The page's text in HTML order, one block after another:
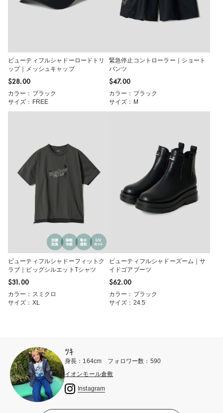
ビューティフルシャドーロードトリ
ップ｜メッシュキャップ
$‌28.00
カラー：ブラック
サイズ：FREE
緊急停止コントローラー｜ショート
パンツ
$‌47.00
カラー：ブラック
サイズ：M
ビューティフルシャドーフィットク
ラブ｜ビッグシルエットTシャツ
$‌31.00
カラー：スミクロ
サイズ：XL
ビューティフルシャドーズーム｜サ
イドゴアブーツ
$‌62.00
カラー：ブラック
サイズ：24.5
ﾂｷ
身長：164cm フォロワー数：590
イオンモール倉敷
Instagram